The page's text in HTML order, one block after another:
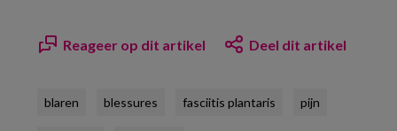
Reageer op dit artikel Deel dit artikel
blaren blessures fasciitis plantaris pijn